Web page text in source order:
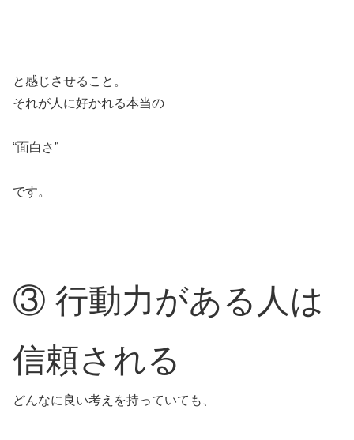
と感じさせること。
それが人に好かれる本当の
“面白さ”
です。
③ 行動力がある人は
信頼される
どんなに良い考えを持っていても、